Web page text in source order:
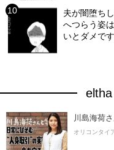
夫が闇堕ち
へつらう姿
いとダメで
川島海荷
オリコンタイ